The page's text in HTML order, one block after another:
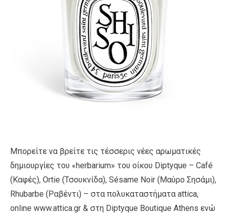
Μπορείτε να βρείτε τις τέσσερις νέες αρωματικές
δημιουργίες του «herbarium» του οίκου Diptyque – Café
(Καφές), Ortie (Τσουκνίδα), Sésame Noir (Μαύρο Σησάμι),
Rhubarbe (Ραβέντι) – στα πολυκαταστήματα attica,
online www.attica.gr & στη Diptyque Boutique Athens ενώ